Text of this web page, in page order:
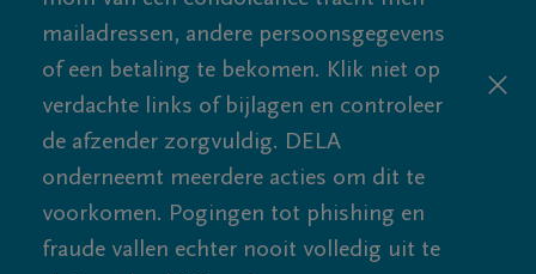
mailadressen, andere persoonsgegevens
of een betaling te bekomen. Klik niet op
verdachte links of bijlagen en controleer
de afzender zorgvuldig. DELA
onderneemt meerdere acties om dit te
voorkomen. Pogingen tot phishing en
fraude vallen echter nooit volledig uit te